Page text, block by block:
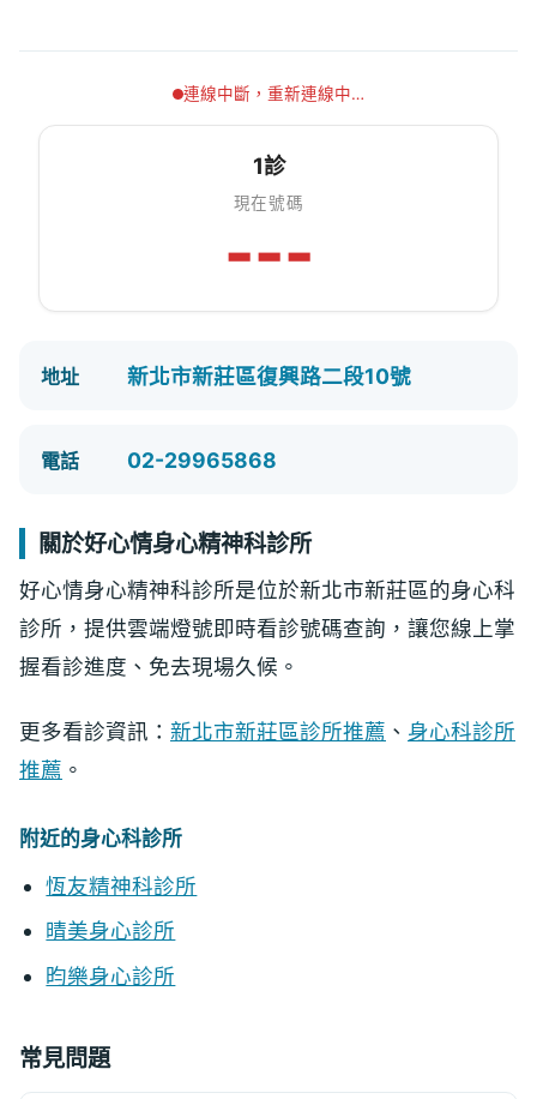
連線中斷，重新連線中…
1診
現在號碼
---
地址 新北市新莊區復興路二段10號
電話 02-29965868
關於好心情身心精神科診所
好心情身心精神科診所是位於新北市新莊區的身心科
診所，提供雲端燈號即時看診號碼查詢，讓您線上掌
握看診進度、免去現場久候。
更多看診資訊： 新北市新莊區診所推薦 、 身心科診所
推薦 。
附近的身心科診所
恆友精神科診所
晴美身心診所
昀樂身心診所
常見問題